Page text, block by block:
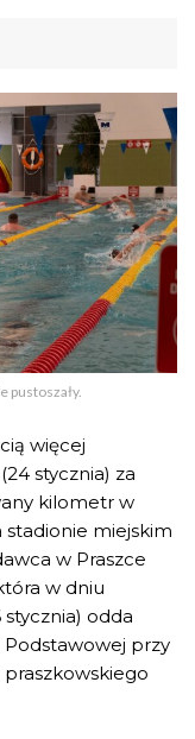
pustoszały.
więcej
stycznia) za
kilometr w
miejskim
w Praszce
w dniu
odda
Podstawowej przy